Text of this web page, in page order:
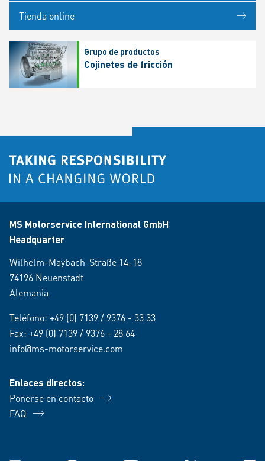
Tienda online
Grupo de productos
Cojinetes de fricción
MS Motorservice International GmbH
Headquarter
Wilhelm-Maybach-Straße 14-18
74196 Neuenstadt
Alemania
Teléfono: +49 (0) 7139 / 9376 - 33 33
Fax: +49 (0) 7139 / 9376 - 28 64
info@ms-motorservice.com
Enlaces directos:
Ponerse en contacto
FAQ